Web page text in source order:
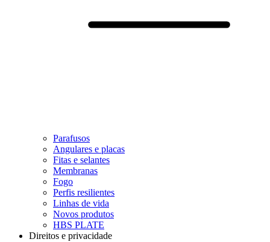
Parafusos
Angulares e placas
Fitas e selantes
Membranas
Fogo
Perfis resilientes
Linhas de vida
Novos produtos
HBS PLATE
Direitos e privacidade